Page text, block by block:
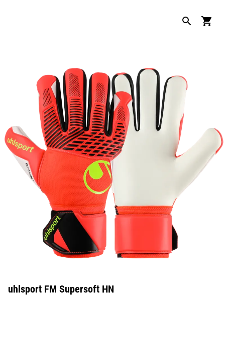
uhlsport FM Supersoft HN